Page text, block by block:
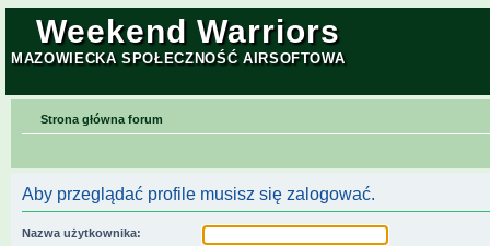
Weekend Warriors
MAZOWIECKA SPOŁECZNOŚĆ AIRSOFTOWA
Strona główna forum
Aby przeglądać profile musisz się zalogować.
Nazwa użytkownika: